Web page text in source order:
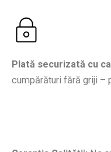
Plată securizată cu
cumpărături fără griji –